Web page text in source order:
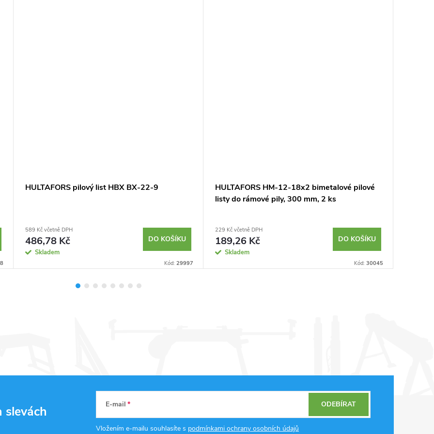
HULTAFORS pilový list HBX BX-22-9
589 Kč včetně DPH
486,78 Kč
Skladem
DO KOŠÍKU
Kód: 29997
HULTAFORS HM-12-18x2 bimetalové pilové
listy do rámové pily, 300 mm, 2 ks
229 Kč včetně DPH
189,26 Kč
Skladem
DO KOŠÍKU
Kód: 30045
slevách E-mail
Vložením e-mailu souhlasíte s podmínkami ochrany osobních údajů
ODEBÍRAT